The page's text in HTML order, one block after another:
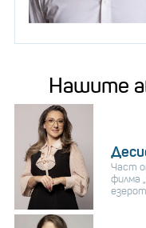
Нашите
Част
филма